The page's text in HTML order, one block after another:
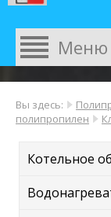
Вы здесь:
полипропилен
Котельное